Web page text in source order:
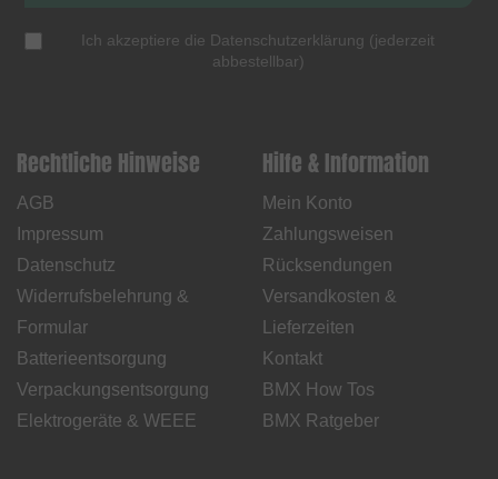
Ich akzeptiere die Datenschutzerklärung (jederzeit
abbestellbar)
Rechtliche Hinweise
AGB
Impressum
Datenschutz
Widerrufsbelehrung &
Formular
Batterieentsorgung
Verpackungsentsorgung
Elektrogeräte & WEEE
Hilfe & Information
Mein Konto
Zahlungsweisen
Rücksendungen
Versandkosten &
Lieferzeiten
Kontakt
BMX How Tos
BMX Ratgeber